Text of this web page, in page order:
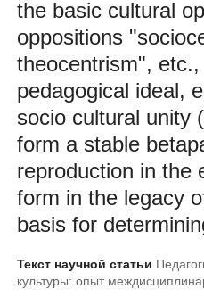
the basic cultural
oppositions
theocentrism",
pedagogical ideal,
socio cultural unity
form a stable
reproduction in the
form in the legacy
basis for
Текст научной статьи
культуры: опыт